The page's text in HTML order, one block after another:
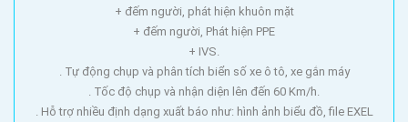
+ đếm người, phát hiện khuôn mặt
+ đếm người, Phát hiện PPE
+ IVS.
. Tự động chụp và phân tích biển số xe ô tô, xe gắn máy
. Tốc độ chụp và nhận diện lên đến 60 Km/h.
. Hỗ trợ nhiều định dạng xuất báo như: hình ảnh biểu đồ, file EXEL